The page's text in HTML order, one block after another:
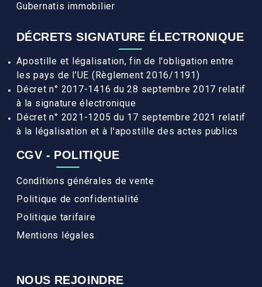
Gubernatis immobilier
DÉCRETS SIGNATURE ÉLECTRONIQUE
Apostille et légalisation, fin de l'obligation entre
les pays de l’UE (Règlement 2016/1191)
Décret n° 2017-1416 du 28 septembre 2017 relatif
à la signature électronique
Décret n° 2021-1205 du 17 septembre 2021 relatif
à la légalisation et à l'apostille des actes publics
CGV - POLITIQUE
Conditions générales de vente
Politique de confidentialité
Politique tarifaire
Mentions légales
NOUS REJOINDRE